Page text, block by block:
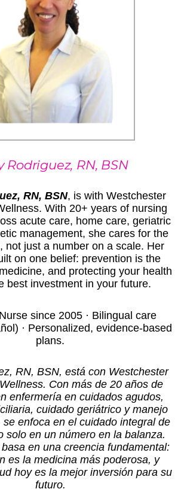
Rodriguez, RN, BSN
RN, BSN, is with Westchester
With 20+ years of nursing
acute care, home care, geriatric
management, she cares for the
not just a number on a scale. Her
on one belief: prevention is the
and protecting your health
best investment in your future.
since 2005 · Bilingual care
· Personalized, evidence-based
plans.
RN, BSN, está con Westchester
Con más de 20 años de
enfermería en cuidados agudos,
cuidado geriátrico y manejo
enfoca en el cuidado integral de
solo en un número en la balanza.
en una creencia fundamental:
es la medicina más poderosa, y
hoy es la mejor inversión para su
futuro.